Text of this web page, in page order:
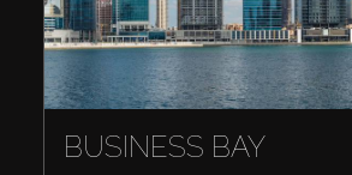
BUSINESS BAY